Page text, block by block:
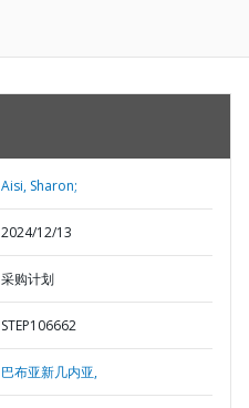
Aisi, Sharon;
2024/12/13
采购计划
STEP106662
巴布亚新几内亚,